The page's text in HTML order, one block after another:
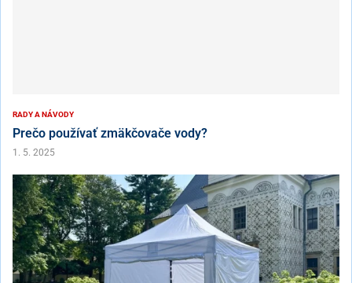
RADY A NÁVODY
Prečo používať zmäkčovače vody?
1. 5. 2025